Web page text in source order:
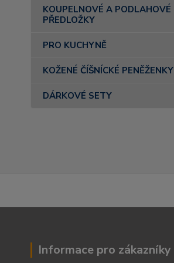
KOUPELNOVÉ A PODLAHOVÉ
PŘEDLOŽKY
PRO KUCHYNĚ
KOŽENÉ ČÍŠNÍCKÉ PENĚŽENKY
DÁRKOVÉ SETY
Informace pro zákazníky